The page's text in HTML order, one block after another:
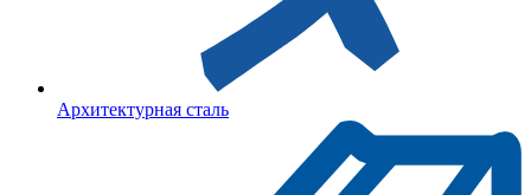
Архитектурная сталь